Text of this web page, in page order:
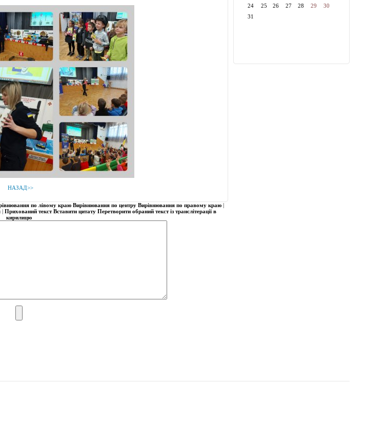
НАЗАД>>
по лівому краю Вирівнювання по центру Вирівнювання по правому краю
Прихований текст Вставити цитату Перетворити обраний текст із транслітерації в
кирилицю
24
25 26 27 28 29
30
31